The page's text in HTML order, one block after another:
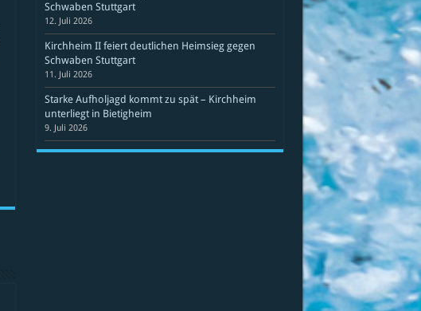
Schwaben Stuttgart
12. Juli 2026
Kirchheim II feiert deutlichen Heimsieg gegen
Schwaben Stuttgart
11. Juli 2026
Starke Aufholjagd kommt zu spät – Kirchheim
unterliegt in Bietigheim
9. Juli 2026